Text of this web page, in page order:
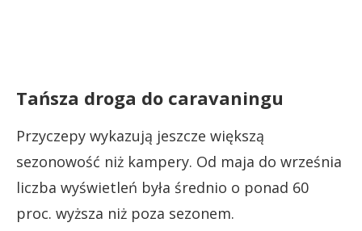
Tańsza droga do caravaningu
Przyczepy wykazują jeszcze większą
sezonowość niż kampery. Od maja do września
liczba wyświetleń była średnio o ponad 60
proc. wyższa niż poza sezonem.